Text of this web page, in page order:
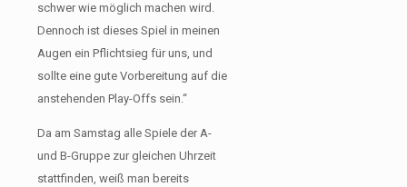
schwer wie möglich machen wird.
Dennoch ist dieses Spiel in meinen
Augen ein Pflichtsieg für uns, und
sollte eine gute Vorbereitung auf die
anstehenden Play-Offs sein.“
Da am Samstag alle Spiele der A-
und B-Gruppe zur gleichen Uhrzeit
stattfinden, weiß man bereits